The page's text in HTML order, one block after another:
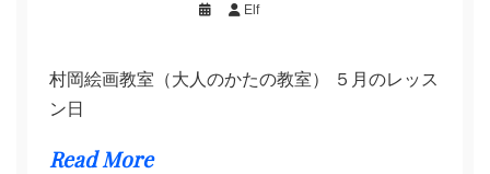
Elf
村岡絵画教室（大人のかたの教室） ５月のレッス
ン日
Read More